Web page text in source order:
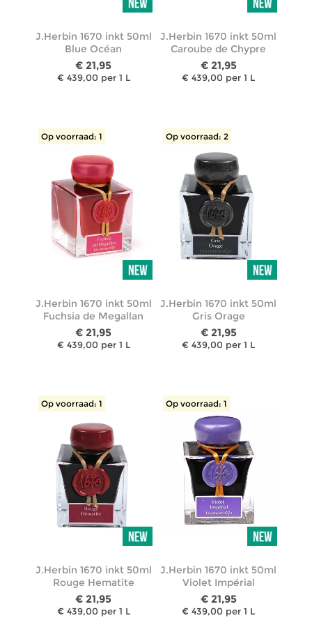
J.Herbin 1670 inkt 50ml
Blue Océan
€ 21,95
€ 439,00 per 1 L
J.Herbin 1670 inkt 50ml
Caroube de Chypre
€ 21,95
€ 439,00 per 1 L
Op voorraad: 1
J.Herbin 1670 inkt 50ml
Fuchsia de Megallan
€ 21,95
€ 439,00 per 1 L
Op voorraad: 2
J.Herbin 1670 inkt 50ml
Gris Orage
€ 21,95
€ 439,00 per 1 L
Op voorraad: 1
J.Herbin 1670 inkt 50ml
Rouge Hematite
€ 21,95
€ 439,00 per 1 L
Op voorraad: 1
J.Herbin 1670 inkt 50ml
Violet Impérial
€ 21,95
€ 439,00 per 1 L